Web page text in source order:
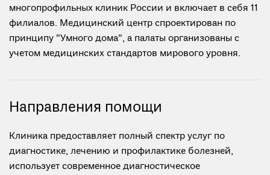
многопрофильных клиник России и включает в себя 11
филиалов. Медицинский центр спроектирован по
принципу "Умного дома", а палаты организованы с
учетом медицинских стандартов мирового уровня.
Направления помощи
Клиника предоставляет полный спектр услуг по
диагностике, лечению и профилактике болезней,
использует современное диагностическое